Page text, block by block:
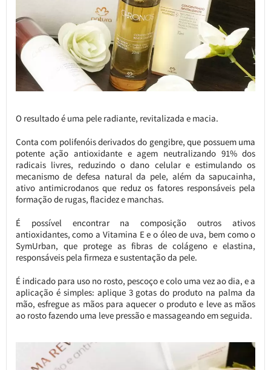
O resultado é uma pele radiante, revitalizada e macia.
Conta com polifenóis derivados do gengibre, que possuem uma
potente ação antioxidante e agem neutralizando 91% dos
radicais livres, reduzindo o dano celular e estimulando os
mecanismo de defesa natural da pele, além da sapucainha,
ativo antimicrodanos que reduz os fatores responsáveis pela
formação de rugas, flacidez e manchas.
É possível encontrar na composição outros ativos
antioxidantes, como a Vitamina E e o óleo de uva, bem como o
SymUrban, que protege as fibras de colágeno e elastina,
responsáveis pela firmeza e sustentação da pele.
É indicado para uso no rosto, pescoço e colo uma vez ao dia, e a
aplicação é simples: aplique 3 gotas do produto na palma da
mão, esfregue as mãos para aquecer o produto e leve as mãos
ao rosto fazendo uma leve pressão e massageando em seguida.